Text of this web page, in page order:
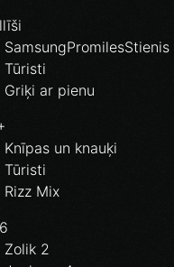
SamsungPromilesStienis
Tūristi
Griķi ar pienu
Knīpas un knauķi
Tūristi
Rizz Mix
Zolik 2